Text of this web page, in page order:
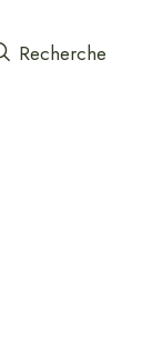
Recherche